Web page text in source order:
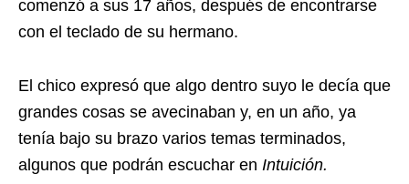
comenzó a sus 17 años, después de encontrarse
con el teclado de su hermano.
El chico expresó que algo dentro suyo le decía que
grandes cosas se avecinaban y, en un año, ya
tenía bajo su brazo varios temas terminados,
algunos que podrán escuchar en Intuición.